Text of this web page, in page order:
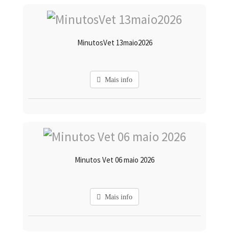
MinutosVet 13maio2026
Mais info
Minutos Vet 06 maio 2026
Mais info